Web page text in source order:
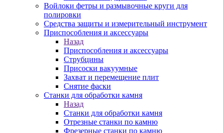
Войлоки фетры и размывочные круги для
полировки
Средства защиты и измерительный инструмент
Приспособления и аксессуары
Назад
Приспособления и аксессуары
Струбцины
Присоски вакуумные
Захват и перемещение плит
Снятие фаски
Станки для обработки камня
Назад
Станки для обработки камня
Отрезные станки по камню
Фрезерные станки по камню